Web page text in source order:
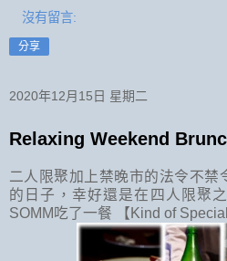
沒有留言:
分享
2020年12月15日 星期二
Relaxing Weekend
二人限聚加上禁晚市的法令不禁
的日子，幸好還是在四人限聚
SOMM吃了一餐 【Kind of